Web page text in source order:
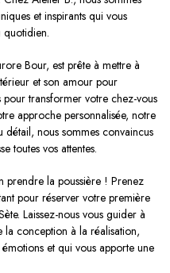
et inspirants qui vous
quotidien.
Bour, est prête à mettre à
et son amour pour
pour transformer votre chez-vous
approche personnalisée, notre
nous sommes convaincus
toutes vos attentes.
prendre la poussière ! Prenez
pour réserver votre première
Laissez-nous vous guider à
la conception à la réalisation,
et qui vous apporte une